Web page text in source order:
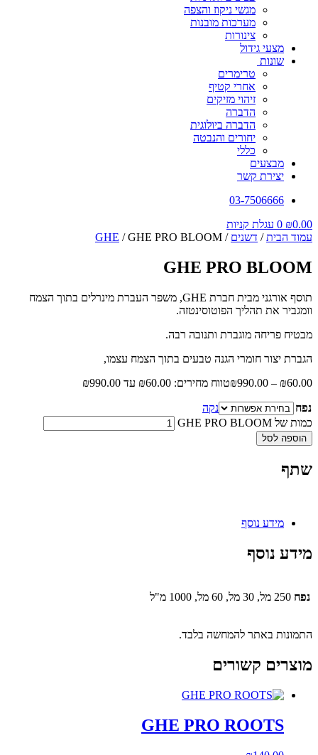
מגשי ניקוז והצפה
מערכות מובנות
צינורות
מצעי גידול
שונות
טרימרים
אחרי קטיף
זיהוי מזיקים
הדברה
הדברה ביולוגית
יחורים והנבטה
כללי
מבצעים
יצירת קשר
03-7506666
₪0.00
0 עגלת קניות
עמוד הבית/ דשנים /
GHE / GHE PRO BLOOM
GHE PRO BLOOM
תוסף אורגני מבית חברת GHE, משפר העברת מינרלים בתוך הצמח
וומגביר את תהליך הפוטוסינטזה.
מבטיח פריחה מוגברת ותנובה רבה.
הגברת יצור חומרי הגנה טבעים בתוך הצמח עצמו,
₪60.00
–
₪990.00 טווח מחירים: ⁦₪60.00⁩ עד ⁦₪990.00⁩
נפח
נקה
כמות של GHE PRO BLOOM
הוספה לסל
שתף
מידע נוסף
מידע נוסף
נפח 250 מל, 30 מל, 60 מל, 1000 מ"ל
התמונות באתר להמחשה בלבד.
מוצרים קשורים
GHE PRO ROOTS